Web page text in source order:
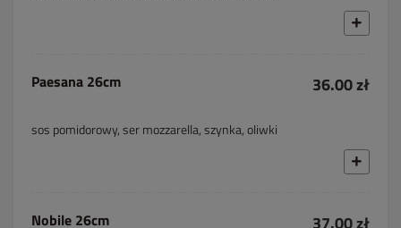
Paesana 26cm 36.00 zł
sos pomidorowy, ser mozzarella, szynka, oliwki
Nobile 26cm 37.00 zł